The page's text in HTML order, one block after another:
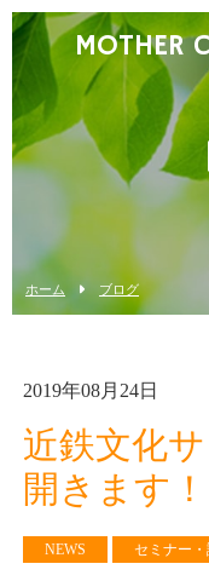
MOTHER
ホーム ブログ
2019年08月24日
近鉄文化
開きます！
NEWS セミナー